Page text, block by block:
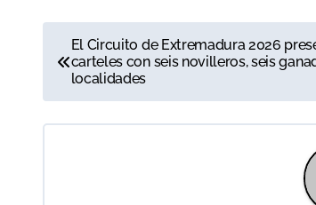
a
v
El Circuito de Extremadura 2026
carteles con seis novilleros, seis
localidades